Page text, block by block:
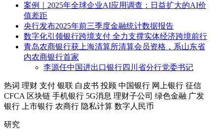
案例｜2025年全球企业AI应用调查：日益扩大的AI价
值差距
央行发布2025年前三季度金融统计数据报告
数字化引领银行跨境支付 全力支撑实体经济跨境前行
青岛农商银行获上海清算所清算会员资格，系山东省
内农商银行首家
李源任中国进出口银行四川省分行党委书记
热词 理财 支付 银联 白皮书 投顾 中国银行 网上银行 征信
CFCA 区块链 手机银行 5G消息 理财子公司 绿色金融 广发
银行
上市银行 农商行 隐私计算 数字人民币
研究